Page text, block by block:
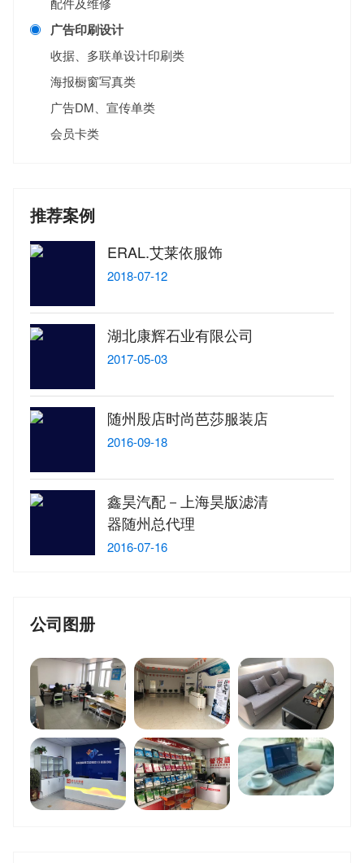
广告印刷设计
收据、多联单设计印刷类
海报橱窗写真类
广告DM、宣传单类
会员卡类
推荐案例
ERAL.艾莱依服饰
2018-07-12
湖北康辉石业有限公司
2017-05-03
随州殷店时尚芭莎服装店
2016-09-18
鑫昊汽配－上海昊版滤清
器随州总代理
2016-07-16
公司图册